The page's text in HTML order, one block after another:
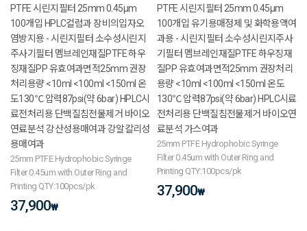
PTFE 시린지필터 25mm 0.45μm
100개입 HPLC컬럼과 장비의입자오
염방지용 - 시린지필터 소수성시린지
주사기필터 멤브레인재질PTFE 하우
징재질PP 유효여과면적25mm 권장
처리용량 <10ml <100ml <150ml 온
도130℃ 압력87psi(약 6bar) HPLC시
료전처리용 단백질침전물제거 바이오
연료분석 강산성용매여과 강알칼리성
용매여과
25mm PTFE Hydrophobic Syringe
Filter 0.45um with Outer Ring and
Printing QTY:100pcs/pk
37,900₩
PTFE 시린지필터 25mm 0.45μm
100개입 유기용매정제 및 화학용액여
과용 - 시린지필터 소수성시린지주사
기필터 멤브레인재질PTFE 하우징재
질PP 유효여과면적25mm 권장처리
용량 <10ml <100ml <150ml 온도
130℃ 압력87psi(약 6bar) HPLC시료
전처리용 단백질침전물제거 바이오연
료분석 가스여과
25mm PTFE Hydrophobic Syringe
Filter 0.45um with Outer Ring and
Printing QTY:100pcs/pk
37,900₩